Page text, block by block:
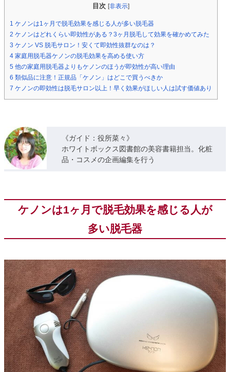
目次 [非表示]
1 ケノンは1ヶ月で脱毛効果を感じる人が多い脱毛器
2 ケノンはどれくらい即効性がある？3ヶ月脱毛して効果を確かめてみた
3 ケノン VS 脱毛サロン！安くて即効性抜群なのは？
4 家庭用脱毛器ケノンの脱毛効果を高める使い方
5 他の家庭用脱毛器よりもケノンのほうが即効性が高い理由
6 類似品に注意！正規品「ケノン」はどこで買うべきか
7 ケノンの即効性は脱毛サロン以上！早く効果がほしい人は試す価値あり
《ガイド：役所菜々》
ホワイトボックス図書館の美容書籍担当。化粧
品・コスメの企画編集を行う
ケノンは1ヶ月で脱毛効果を感じる人が
多い脱毛器